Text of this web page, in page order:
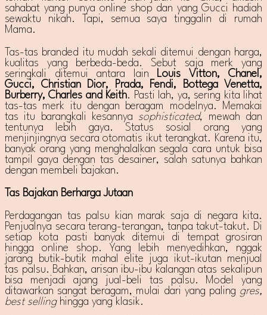
sahabat yang punya online shop dan yang Gucci hadiah
sewaktu nikah. Tapi, semua saya tinggalin di rumah
Mama.
Tas-tas branded itu mudah sekali ditemui dengan harga,
kualitas yang berbeda-beda. Sebut saja merk yang
seringkali ditemui antara lain Louis Vitton, Chanel,
Gucci, Christian Dior, Prada, Fendi, Bottega Venetta,
Burberry, Charles and Keith. Pasti lah, ya, sering kita lihat
tas-tas merk itu dengan beragam modelnya. Memakai
tas itu barangkali kesannya sophisticated, mewah dan
tentunya lebih gaya. Status sosial orang yang
menjinjingnya secara otomatis ikut terangkat. Karena itu,
banyak orang yang menghalalkan segala cara untuk bisa
tampil gaya dengan tas desainer, salah satunya bahkan
dengan membeli bajakan.
Tas Bajakan Berharga Jutaan
Perdagangan tas palsu kian marak saja di negara kita.
Penjualnya secara terang-terangan, tanpa takut-takut. Di
setiap kota pasti banyak ditemui di tempat grosiran
hingga online shop. Yang lebih menyedihkan, nggak
jarang butik-butik mahal elite juga ikut-ikutan menjual
tas palsu. Bahkan, arisan ibu-ibu kalangan atas sekalipun
bisa menjadi ajang jual-beli tas palsu. Model yang
ditawarkan sangat beragam, mulai dari yang paling gres,
best selling hingga yang klasik.